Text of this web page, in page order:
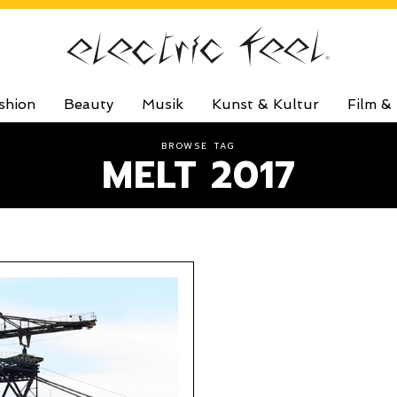
Beauty Musik Kunst & Kultur Film &
BROWSE TAG
MELT 2017